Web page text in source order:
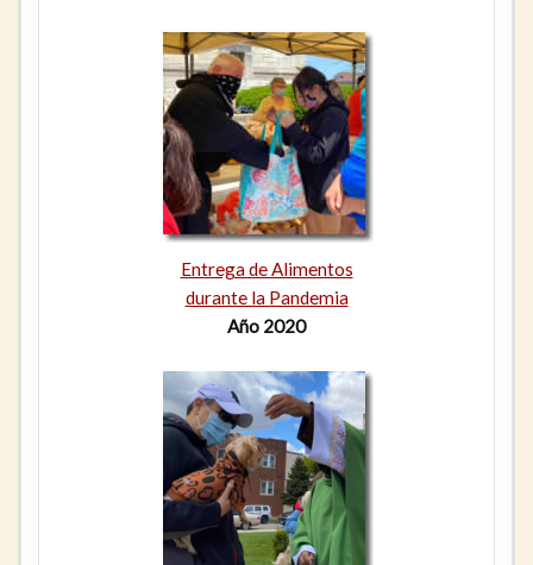
Entrega de Alimentos
durante la Pandemia
Año 2020